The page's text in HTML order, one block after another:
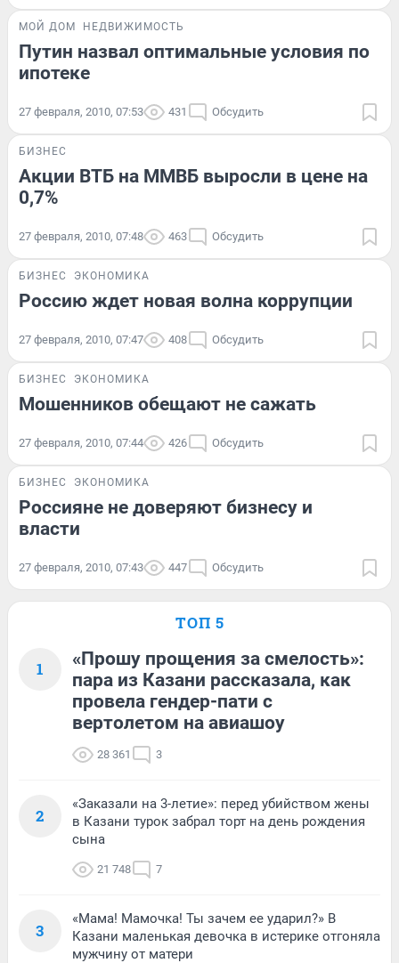
МОЙ ДОМ НЕДВИЖИМОСТЬ
Путин назвал оптимальные условия по
ипотеке
27 февраля, 2010, 07:53 431 Обсудить
БИЗНЕС
Акции ВТБ на ММВБ выросли в цене на
0,7%
27 февраля, 2010, 07:48 463 Обсудить
БИЗНЕС ЭКОНОМИКА
Россию ждет новая волна коррупции
27 февраля, 2010, 07:47 408 Обсудить
БИЗНЕС ЭКОНОМИКА
Мошенников обещают не сажать
27 февраля, 2010, 07:44 426 Обсудить
БИЗНЕС ЭКОНОМИКА
Россияне не доверяют бизнесу и
власти
27 февраля, 2010, 07:43 447 Обсудить
ТОП 5
1
«Прошу прощения за смелость»:
пара из Казани рассказала, как
провела гендер-пати с
вертолетом на авиашоу
28 361 3
2
«Заказали на 3-летие»: перед убийством жены
в Казани турок забрал торт на день рождения
сына
21 748 7
3
«Мама! Мамочка! Ты зачем ее ударил?» В
Казани маленькая девочка в истерике отгоняла
мужчину от матери